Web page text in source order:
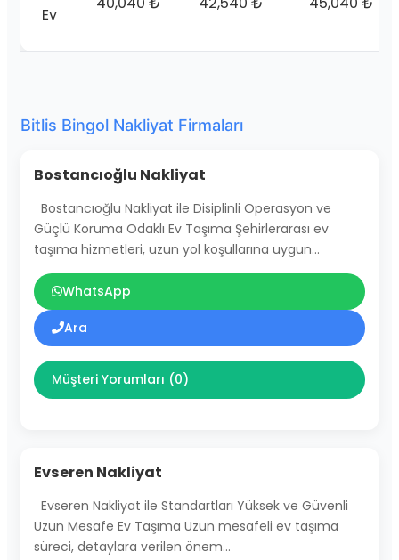
Ev
Bitlis Bingol Nakliyat Firmaları
Bostancıoğlu Nakliyat
Bostancıoğlu Nakliyat ile Disiplinli Operasyon ve
Güçlü Koruma Odaklı Ev Taşıma Şehirlerarası ev
taşıma hizmetleri, uzun yol koşullarına uygun…
WhatsApp
Ara
Müşteri Yorumları (0)
Evseren Nakliyat
Evseren Nakliyat ile Standartları Yüksek ve Güvenli
Uzun Mesafe Ev Taşıma Uzun mesafeli ev taşıma
süreci, detaylara verilen önem…